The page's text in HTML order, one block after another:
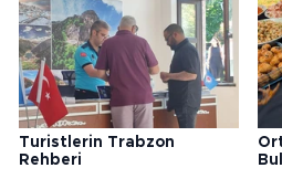
Turistlerin Trabzon
Rehberi